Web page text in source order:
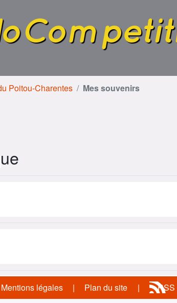
Poitou-Charentes Mes souvenirs
Mentions légales Plan du site RSS